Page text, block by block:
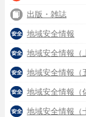
出版・雑誌
地域安全情報
地域安全情報（
地域安全情報（
地域安全情報（
地域安全情報（